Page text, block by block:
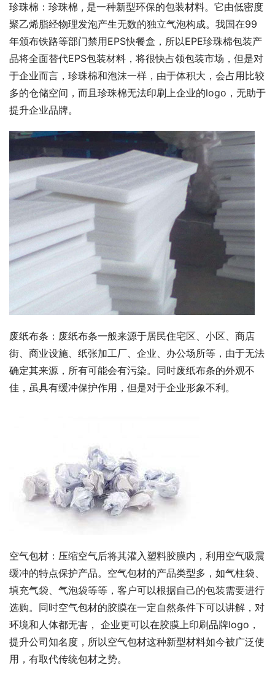
珍珠棉：珍珠棉 , 是一种新型环保的包装材料。它由低密度
聚乙烯脂经物理发泡产生无数的独立气泡构成。我国在99
年颁布铁路等部门禁用EPS快餐盒，所以EPE珍珠棉包装产
品将全面替代EPS包装材料，将很快占领包装市场，但是对
于企业而言，珍珠棉和泡沫一样，由于体积大，会占用比较
多的仓储空间，而且珍珠棉无法印刷上企业的logo，无助于
提升企业品牌。
废纸布条：废纸布条一般来源于居民住宅区、小区、商店
街、商业设施、纸张加工厂、企业、办公场所等，由于无法
确定其来源，所有可能会有污染。同时废纸布条的外观不
佳，虽具有缓冲保护作用，但是对于企业形象不利。
空气包材：压缩空气后将其灌入塑料胶膜内，利用空气吸震
缓冲的特点保护产品。空气包材的产品类型多，如气柱袋、
填充气袋、气泡袋等等，客户可以根据自己的包装需要进行
选购。同时空气包材的胶膜在一定自然条件下可以讲解，对
环境和人体都无害， 企业更可以在胶膜上印刷品牌logo，
提升公司知名度，所以空气包材这种新型材料如今被广泛使
用，有取代传统包材之势。